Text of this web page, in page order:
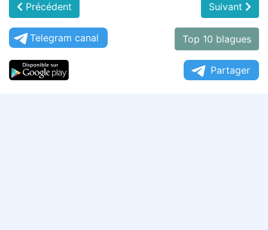
Précédent Suivant
Telegram canal Top 10 blagues
Partager